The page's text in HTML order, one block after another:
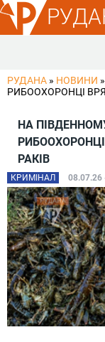
РУДАНА » НОВИНИ »
РИБООХОРОНЦІ
НА
РАКІВ
КРИМІНАЛ 08.07.26